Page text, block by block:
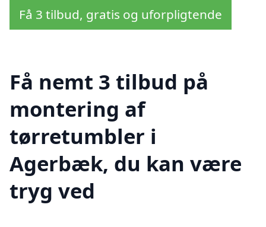
Få 3 tilbud, gratis og uforpligtende
Få nemt 3 tilbud på
montering af
tørretumbler i
Agerbæk, du kan være
tryg ved